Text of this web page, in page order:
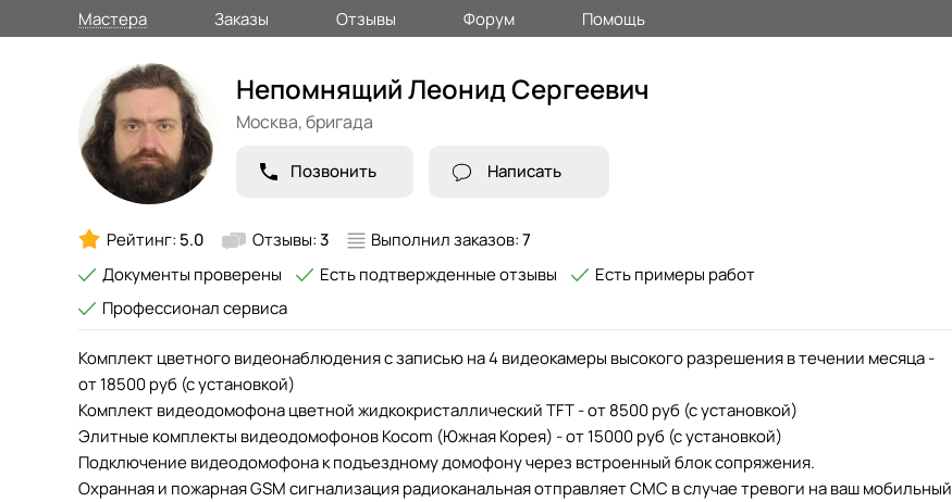
Мастера Заказы Отзывы Форум Помощь
Непомнящий Леонид Сергеевич
Москва,бригада
Позвонить Написать
Рейтинг: 5.0 Отзывы:3 Выполнил заказов:7
Документы проверены
Есть подтвержденные отзывы
Есть примеры работ
Профессионал сервиса
Комплект цветного видеонаблюдения с записью на 4 видеокамеры высокого разрешения в течении месяца -
от 18500 руб (с установкой)
Комплект видеодомофона цветной жидкокристаллический TFT - от 8500 руб (с установкой)
Элитные комплекты видеодомофонов Kocom (Южная Корея) - от 15000 руб (с установкой)
Подключение видеодомофона к подъездному домофону через встроенный блок сопряжения.
Охранная и пожарная GSM сигнализация радиоканальная отправляет СМС в случае тревоги на ваш мобильный